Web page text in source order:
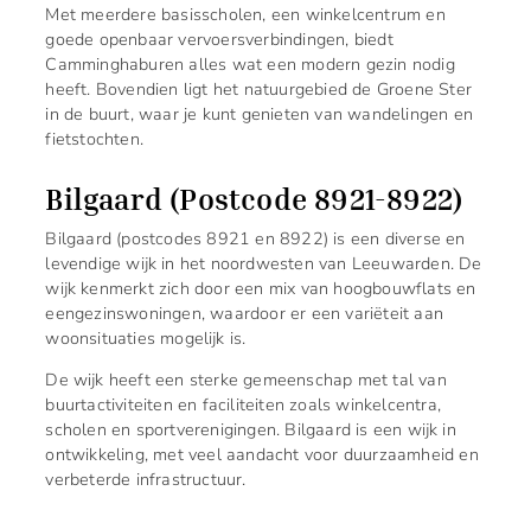
Met meerdere basisscholen, een winkelcentrum en
goede openbaar vervoersverbindingen, biedt
Camminghaburen alles wat een modern gezin nodig
heeft. Bovendien ligt het natuurgebied de Groene Ster
in de buurt, waar je kunt genieten van wandelingen en
fietstochten.
Bilgaard (Postcode 8921-8922)
Bilgaard (postcodes 8921 en 8922) is een diverse en
levendige wijk in het noordwesten van Leeuwarden. De
wijk kenmerkt zich door een mix van hoogbouwflats en
eengezinswoningen, waardoor er een variëteit aan
woonsituaties mogelijk is.
De wijk heeft een sterke gemeenschap met tal van
buurtactiviteiten en faciliteiten zoals winkelcentra,
scholen en sportverenigingen. Bilgaard is een wijk in
ontwikkeling, met veel aandacht voor duurzaamheid en
verbeterde infrastructuur.